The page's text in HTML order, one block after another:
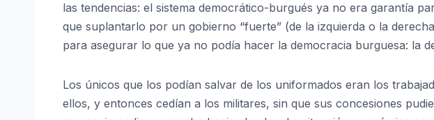
las tendencias: el sistema democrático-burgués ya no era garantía
que suplantarlo por un gobierno “fuerte” (de la izquierda o la
para asegurar lo que ya no podía hacer la democracia burguesa: la
Los únicos que los podían salvar de los uniformados eran los
ellos, y entonces cedían a los militares, sin que sus concesiones